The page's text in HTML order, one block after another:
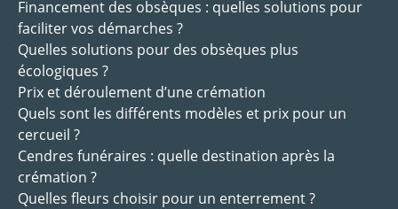
Financement des obsèques : quelles solutions pour
faciliter vos démarches ?
Quelles solutions pour des obsèques plus
écologiques ?
Prix et déroulement d’une crémation
Quels sont les différents modèles et prix pour un
cercueil ?
Cendres funéraires : quelle destination après la
crémation ?
Quelles fleurs choisir pour un enterrement ?